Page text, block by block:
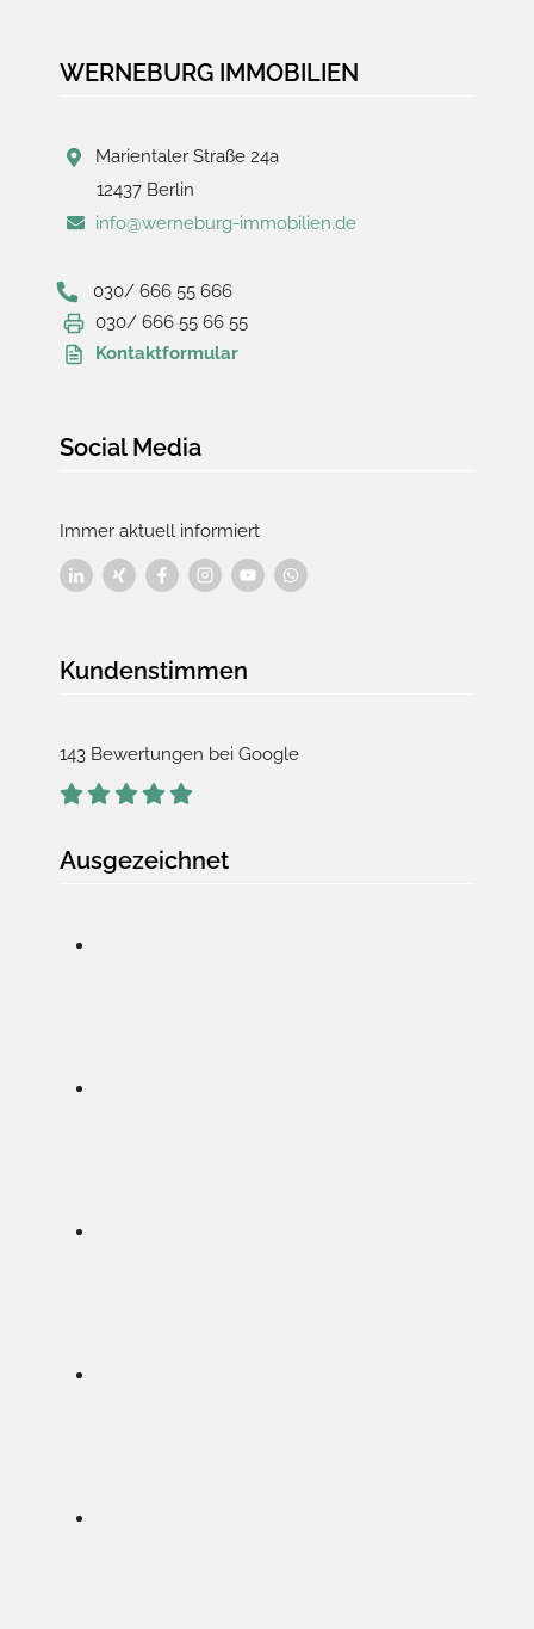
WERNEBURG IMMOBILIEN
Marientaler Straße 24a
12437 Berlin
info@werneburg-immobilien.de
030/ 666 55 666
030/ 666 55 66 55
Kontaktformular
Social Media
Immer aktuell informiert
Kundenstimmen
143 Bewertungen bei Google
Ausgezeichnet